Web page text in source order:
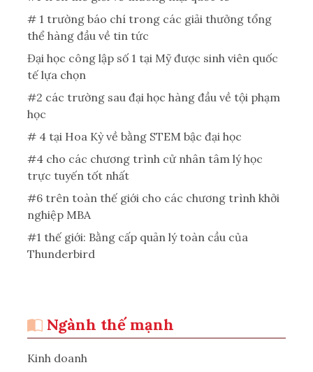
# 1 trường báo chí trong các giải thưởng tổng
thể hàng đầu về tin tức
Đại học công lập số 1 tại Mỹ được sinh viên quốc
tế lựa chọn
#2 các trường sau đại học hàng đầu về tội phạm
học
# 4 tại Hoa Kỳ về bằng STEM bậc đại học
#4 cho các chương trình cử nhân tâm lý học
trực tuyến tốt nhất
#6 trên toàn thế giới cho các chương trình khởi
nghiệp MBA
#1 thế giới: Bằng cấp quản lý toàn cầu của
Thunderbird
Ngành thế mạnh
Kinh doanh